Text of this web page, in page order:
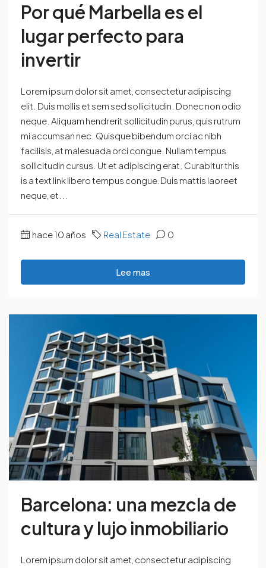
Por qué Marbella es el
lugar perfecto para
invertir
Lorem ipsum dolor sit amet, consectetur adipiscing
elit. Duis mollis et sem sed sollicitudin. Donec non odio
neque. Aliquam hendrerit sollicitudin purus, quis rutrum
mi accumsan nec. Quisque bibendum orci ac nibh
facilisis, at malesuada orci congue. Nullam tempus
sollicitudin cursus. Ut et adipiscing erat. Curabitur this
is a text link libero tempus congue.Duis mattis laoreet
neque, et...
hace 10 años Real Estate 0
Lee mas
Barcelona: una mezcla de
cultura y lujo inmobiliario
Lorem ipsum dolor sit amet, consectetur adipiscing